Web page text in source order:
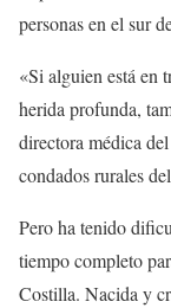
personas en el sur
«Si alguien está en
herida profunda,
directora médica
condados rurales
Pero ha tenido
tiempo completo
Costilla. Nacida y